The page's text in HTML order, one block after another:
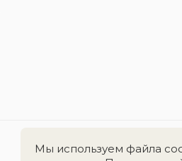
Мы используем файла